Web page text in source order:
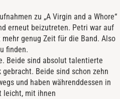
zu „A Virgin and a Whore“
erneut beizutreten. Petri war auf
genug Zeit für die Band. Also
finden.
Beide sind absolut talentierte
Beide sind schon zehn
und haben währenddessen in
leicht, mit ihnen